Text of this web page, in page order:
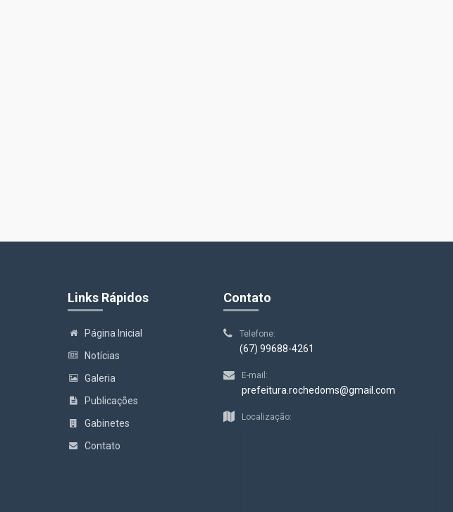
Links Rápidos
Página Inicial
Notícias
Galeria
Publicações
Gabinetes
Contato
Contato
Telefone:
(67) 99688-4261
E-mail:
prefeitura.rochedoms@gmail.com
Localização: